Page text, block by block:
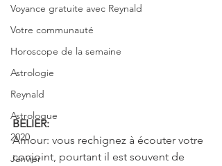
Voyance gratuite avec Reynald
Votre communauté
Horoscope de la semaine
Astrologie
Reynald
Astrologue
2020
Janvier
BELIER:
Amour: vous rechignez à écouter votre
conjoint, pourtant il est souvent de